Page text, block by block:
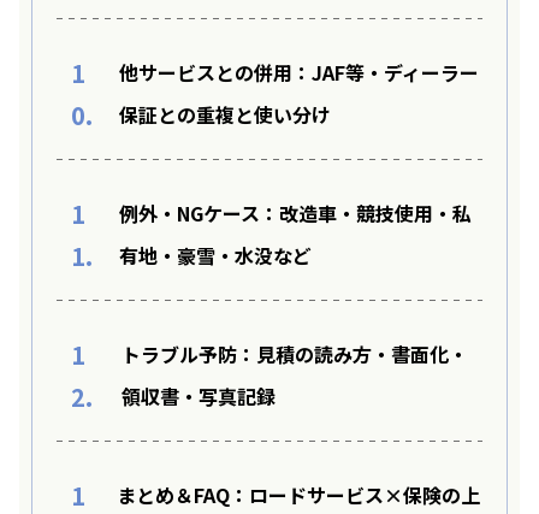
1
0.
他サービスとの併用：JAF等・ディーラー
保証との重複と使い分け
1
1.
例外・NGケース：改造車・競技使用・私
有地・豪雪・水没など
1
2.
トラブル予防：見積の読み方・書面化・
領収書・写真記録
1
まとめ＆FAQ：ロードサービス×保険の上